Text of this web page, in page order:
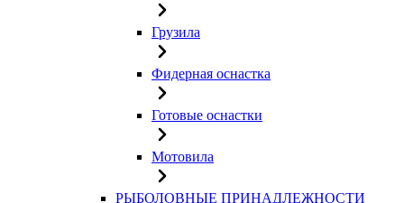
Грузила
Фидерная оснастка
Готовые оснастки
Мотовила
РЫБОЛОВНЫЕ ПРИНАДЛЕЖНОСТИ